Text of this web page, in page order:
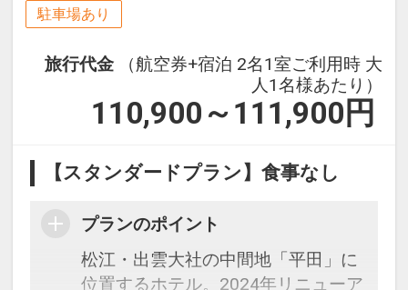
駐車場あり
旅行代金
（航空券+宿泊 2名1室ご利用時 大
人1名様あたり）
110,900～111,900 円
【スタンダードプラン】食事なし
プランのポイント
松江・出雲大社の中間地「平田」に
位置するホテル。2024年リニューア